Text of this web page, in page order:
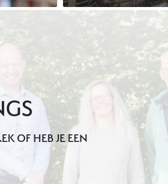
OF HEB JE EEN